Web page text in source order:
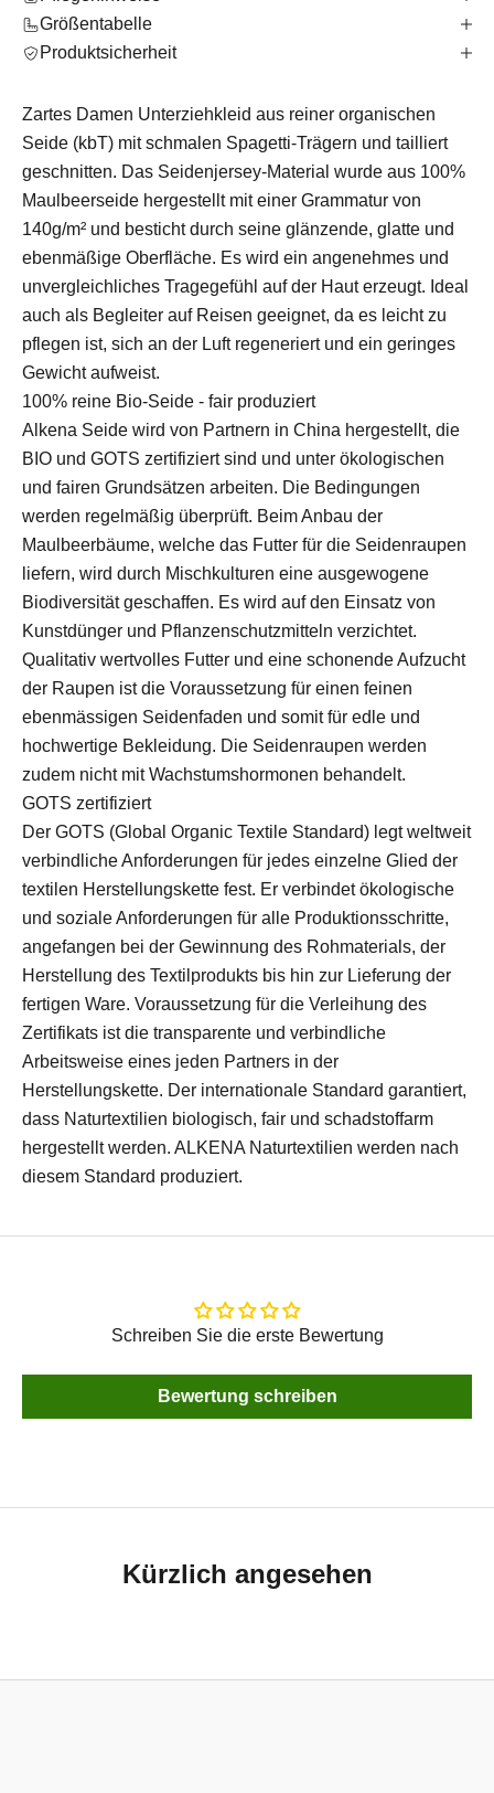
Größentabelle
Produktsicherheit
Zartes Damen Unterziehkleid aus reiner organischen
Seide (kbT) mit schmalen Spagetti-Trägern und tailliert
geschnitten. Das Seidenjersey-Material wurde aus 100%
Maulbeerseide hergestellt mit einer Grammatur von
140g/m² und besticht durch seine glänzende, glatte und
ebenmäßige Oberfläche. Es wird ein angenehmes und
unvergleichliches Tragegefühl auf der Haut erzeugt. Ideal
auch als Begleiter auf Reisen geeignet, da es leicht zu
pflegen ist, sich an der Luft regeneriert und ein geringes
Gewicht aufweist.
100% reine Bio-Seide - fair produziert
Alkena Seide wird von Partnern in China hergestellt, die
BIO und GOTS zertifiziert sind und unter ökologischen
und fairen Grundsätzen arbeiten. Die Bedingungen
werden regelmäßig überprüft. Beim Anbau der
Maulbeerbäume, welche das Futter für die Seidenraupen
liefern, wird durch Mischkulturen eine ausgewogene
Biodiversität geschaffen. Es wird auf den Einsatz von
Kunstdünger und Pflanzenschutzmitteln verzichtet.
Qualitativ wertvolles Futter und eine schonende Aufzucht
der Raupen ist die Voraussetzung für einen feinen
ebenmässigen Seidenfaden und somit für edle und
hochwertige Bekleidung. Die Seidenraupen werden
zudem nicht mit Wachstumshormonen behandelt.
GOTS zertifiziert
Der GOTS (Global Organic Textile Standard) legt weltweit
verbindliche Anforderungen für jedes einzelne Glied der
textilen Herstellungskette fest. Er verbindet ökologische
und soziale Anforderungen für alle Produktionsschritte,
angefangen bei der Gewinnung des Rohmaterials, der
Herstellung des Textilprodukts bis hin zur Lieferung der
fertigen Ware. Voraussetzung für die Verleihung des
Zertifikats ist die transparente und verbindliche
Arbeitsweise eines jeden Partners in der
Herstellungskette. Der internationale Standard garantiert,
dass Naturtextilien biologisch, fair und schadstoffarm
hergestellt werden. ALKENA Naturtextilien werden nach
diesem Standard produziert.
Schreiben Sie die erste Bewertung
Bewertung schreiben
Kürzlich angesehen